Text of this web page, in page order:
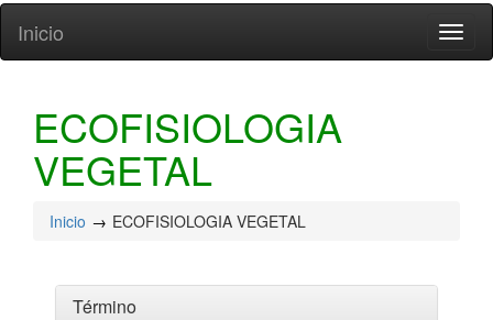
Inicio
ECOFISIOLOGIA
VEGETAL
Inicio ECOFISIOLOGIA VEGETAL
Término